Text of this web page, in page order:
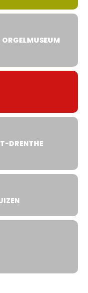
DRENTHE